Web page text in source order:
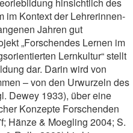
im Kontext der Lehrerinnen-
Jahren gut
„Forschendes Lernen im
Lernkultur“ stellt
dar. Darin wird von
– von den Urwurzeln des
Dewey 1933), über eine
Konzepte Forschenden
Hänze & Moegling 2004; S.